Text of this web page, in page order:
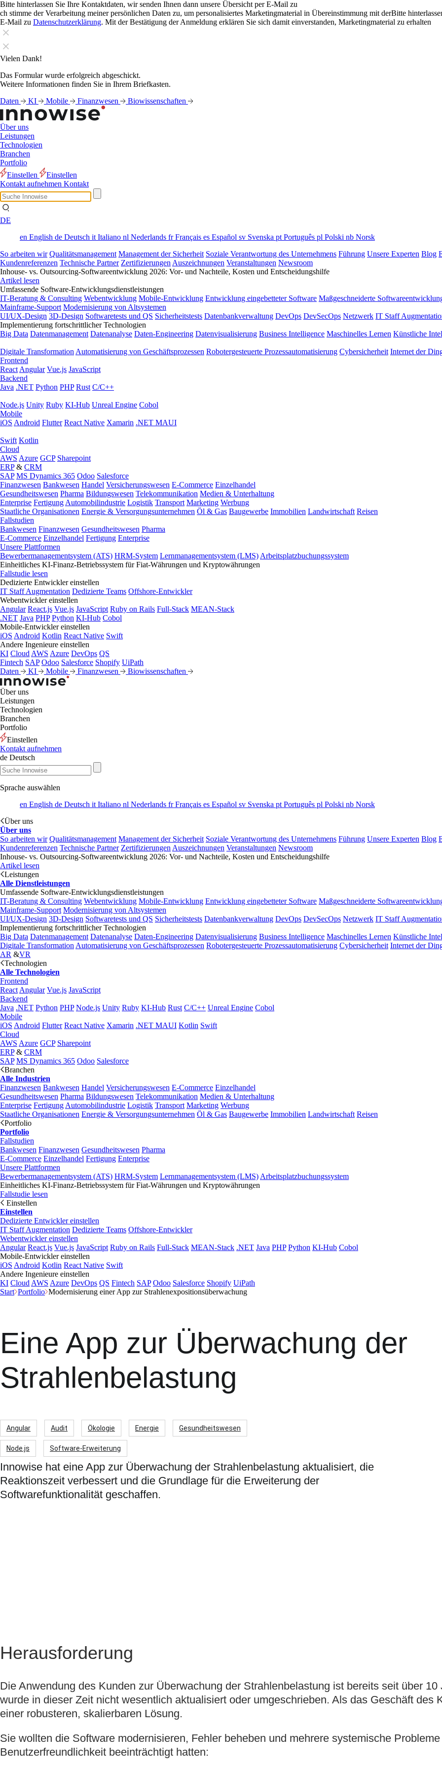
Bitte hinterlassen Sie Ihre Kontaktdaten, wir senden Ihnen dann unsere Übersicht per E-Mail zu
ch stimme der Verarbeitung meiner persönlichen Daten zu, um personalisiertes Marketingmaterial in Übereinstimmung mit derBitte
E-Mail zu Datenschutzerklärung. Mit der Bestätigung der Anmeldung erklären Sie sich damit einverstanden, Marketingmaterial zu erhalten
Vielen Dank!
Das Formular wurde erfolgreich abgeschickt.
Weitere Informationen finden Sie in Ihrem Briefkasten.
Daten
KI Mobile Finanzwesen Biowissenschaften
Über uns
Leistungen
Technologien
Branchen
Portfolio
Einstellen
Einstellen
Kontakt aufnehmen Kontakt
DE
en English de Deutsch it Italiano nl Nederlands frFrançais es Español sv Svenska pt Português pl Polski nb Norsk
So arbeiten wir Qualitätsmanagement Management der Sicherheit Soziale Verantwortung des Unternehmens Führung Unsere Experten Blog
Kundenreferenzen Technische Partner Zertifizierungen Auszeichnungen Veranstaltungen Newsroom
Inhouse- vs. Outsourcing-Softwareentwicklung 2026: Vor- und Nachteile, Kosten und Entscheidungshilfe
Artikel lesen
Umfassende Software-Entwicklungsdienstleistungen
IT-Beratung & Consulting Webentwicklung Mobile-Entwicklung Entwicklung eingebetteter Software Maßgeschneiderte
Mainframe-Support Modernisierung von Altsystemen
UI/UX-Design 3D-Design Softwaretests und QS Sicherheitstests Datenbankverwaltung DevOps DevSecOps Netzwerk IT Staff
Implementierung fortschrittlicher Technologien
Big Data Datenmanagement Datenanalyse Daten-Engineering Datenvisualisierung Business Intelligence Maschinelles Lernen Künstliche
Digitale Transformation Automatisierung von Geschäftsprozessen Robotergesteuerte Prozessautomatisierung Cybersicherheit Internet der
Frontend
React Angular Vue.js JavaScript
Backend
Java .NET Python PHP Rust C/C++
Node.js Unity Ruby KI-Hub Unreal Engine Cobol
Mobile
iOS Android Flutter React Native Xamarin .NET MAUI
Swift Kotlin
Cloud
AWS Azure GCP Sharepoint
ERP& CRM
SAP MS Dynamics 365 Odoo Salesforce
Finanzwesen Bankwesen Handel Versicherungswesen E-Commerce Einzelhandel
Gesundheitswesen Pharma Bildungswesen Telekommunikation Medien & Unterhaltung
Enterprise Fertigung Automobilindustrie Logistik Transport Marketing Werbung
Staatliche Organisationen Energie & Versorgungsunternehmen Öl & Gas Baugewerbe Immobilien Landwirtschaft Reisen
Fallstudien
Bankwesen Finanzwesen Gesundheitswesen Pharma
E-Commerce Einzelhandel Fertigung Enterprise
Unsere Plattformen
Bewerbermanagementsystem (ATS) HRM-System Lernmanagementsystem (LMS) Arbeitsplatzbuchungssystem
Einheitliches KI-Finanz-Betriebssystem für Fiat-Währungen und Kryptowährungen
Fallstudie lesen
Dedizierte Entwickler einstellen
IT Staff Augmentation Dedizierte Teams Offshore-Entwickler
Webentwickler einstellen
Angular React.js Vue.js JavaScript Ruby on Rails Full-Stack MEAN-Stack
.NET Java PHP Python KI-Hub Cobol
Mobile-Entwickler einstellen
iOS Android Kotlin React Native Swift
Andere Ingenieure einstellen
KI Cloud AWS Azure DevOps QS
Fintech SAP Odoo Salesforce Shopify UiPath
Daten
KI Mobile Finanzwesen Biowissenschaften
Über uns
Leistungen
Technologien
Branchen
Portfolio
Einstellen
Kontakt aufnehmen
de Deutsch
Sprache auswählen
en English de Deutsch it Italiano nl Nederlands frFrançais es Español sv Svenska pt Português pl Polski nb Norsk
Über uns
Über uns
So arbeiten wir Qualitätsmanagement Management der Sicherheit Soziale Verantwortung des Unternehmens Führung Unsere Experten Blog
Kundenreferenzen Technische Partner Zertifizierungen Auszeichnungen Veranstaltungen Newsroom
Inhouse- vs. Outsourcing-Softwareentwicklung 2026: Vor- und Nachteile, Kosten und Entscheidungshilfe
Artikel lesen
Leistungen
Alle Dienstleistungen
Umfassende Software-Entwicklungsdienstleistungen
IT-Beratung & Consulting Webentwicklung Mobile-Entwicklung Entwicklung eingebetteter Software Maßgeschneiderte
Mainframe-Support Modernisierung von Altsystemen
UI/UX-Design 3D-Design Softwaretests und QS Sicherheitstests Datenbankverwaltung DevOps DevSecOps Netzwerk IT Staff
Implementierung fortschrittlicher Technologien
Big Data Datenmanagement Datenanalyse Daten-Engineering Datenvisualisierung Business Intelligence Maschinelles Lernen Künstliche
Digitale Transformation Automatisierung von Geschäftsprozessen Robotergesteuerte Prozessautomatisierung Cybersicherheit Internet der
AR &VR
Technologien
Alle Technologien
Frontend
React Angular Vue.js JavaScript
Backend
Java .NET Python PHP Node.js Unity Ruby KI-Hub Rust C/C++ Unreal Engine Cobol
Mobile
iOS Android Flutter React Native Xamarin .NET MAUI Kotlin Swift
Cloud
AWS Azure GCP Sharepoint
ERP& CRM
SAP MS Dynamics 365 Odoo Salesforce
Branchen
Alle Industrien
Finanzwesen Bankwesen Handel Versicherungswesen E-Commerce Einzelhandel
Gesundheitswesen Pharma Bildungswesen Telekommunikation Medien & Unterhaltung
Enterprise Fertigung Automobilindustrie Logistik Transport Marketing Werbung
Staatliche Organisationen Energie & Versorgungsunternehmen Öl & Gas Baugewerbe Immobilien Landwirtschaft Reisen
Portfolio
Portfolio
Fallstudien
Bankwesen Finanzwesen Gesundheitswesen Pharma
E-Commerce Einzelhandel Fertigung Enterprise
Unsere Plattformen
Bewerbermanagementsystem (ATS) HRM-System Lernmanagementsystem (LMS) Arbeitsplatzbuchungssystem
Einheitliches KI-Finanz-Betriebssystem für Fiat-Währungen und Kryptowährungen
Fallstudie lesen
Einstellen
Einstellen
Dedizierte Entwickler einstellen
IT Staff Augmentation Dedizierte Teams Offshore-Entwickler
Webentwickler einstellen
Angular React.js Vue.js JavaScript Ruby on Rails Full-Stack MEAN-Stack .NET Java PHP Python KI-Hub Cobol
Mobile-Entwickler einstellen
iOS Android Kotlin React Native Swift
Andere Ingenieure einstellen
KI Cloud AWS Azure DevOps QS Fintech SAP Odoo Salesforce Shopify UiPath
Start Portfolio Modernisierung einer App zur Strahlenexpositionsüberwachung
Eine App zur Überwachung der
Strahlenbelastung
Angular Audit Ökologie Energie Gesundheitswesen
Node.js Software-Erweiterung
Innowise hat eine App zur Überwachung der Strahlenbelastung aktualisiert, die
Reaktionszeit verbessert und die Grundlage für die Erweiterung der
Softwarefunktionalität geschaffen.
Herausforderung
Die Anwendung des Kunden zur Überwachung der Strahlenbelastung ist bereits seit über
wurde in dieser Zeit nicht wesentlich aktualisiert oder umgeschrieben. Als das Geschäft des
einer robusteren, skalierbaren Lösung.
Sie wollten die Software modernisieren, Fehler beheben und mehrere systemische
Benutzerfreundlichkeit beeinträchtigt hatten: